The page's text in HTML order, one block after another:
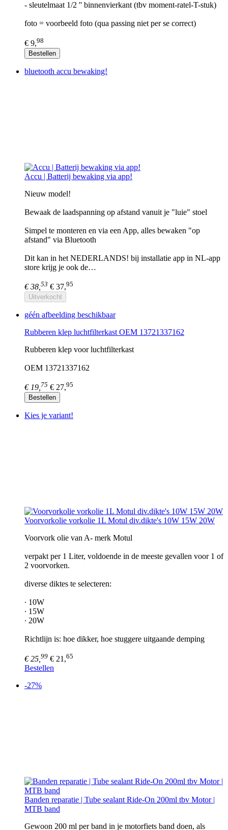
- sleutelmaat 1/2 '' binnenvierkant (tbv moment-ratel-T-stuk)
foto = voorbeeld foto (qua passing niet per se correct)
€ 9,98
Bestellen
bluetooth accu bewaking!
Accu | Batterij bewaking via app!
Nieuw model!
Bewaak de laadspanning op afstand vanuit je "luie" stoel
Simpel te monteren en via een App, alles bewaken "op
afstand" via Bluetooth
Dit kan in het NEDERLANDS! bij installatie app in NL-app
store krijg je ook de…
€ 38, 53 € 37,95
Uitverkocht
géén afbeelding beschikbaar
Rubberen klep luchtfilterkast OEM 13721337162
Rubberen klep voor luchtfilterkast
OEM 13721337162
€ 19, 75 € 27,95
Bestellen
Kies je variant!
Voorvorkolie vorkolie 1L Motul div.dikte's 10W 15W 20W
Voorvork olie van A- merk Motul
verpakt per 1 Liter, voldoende in de meeste gevallen voor 1 of
2 voorvorken.
diverse diktes te selecteren:
∙ 10W
∙ 15W
∙ 20W
Richtlijn is: hoe dikker, hoe stuggere uitgaande demping
€ 25, 99 € 21,65
Bestellen
-27%
Banden reparatie | Tube sealant Ride-On 200ml tbv Motor |
MTB band
Gewoon 200 ml per band in je motorfiets band doen, als